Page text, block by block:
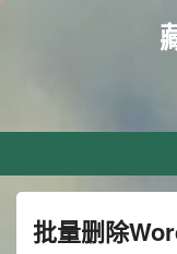
批量删除